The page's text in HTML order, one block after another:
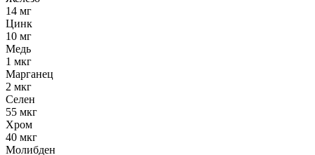
14 мг
Цинк
10 мг
Медь
1 мкг
Марганец
2 мкг
Селен
55 мкг
Хром
40 мкг
Молибден